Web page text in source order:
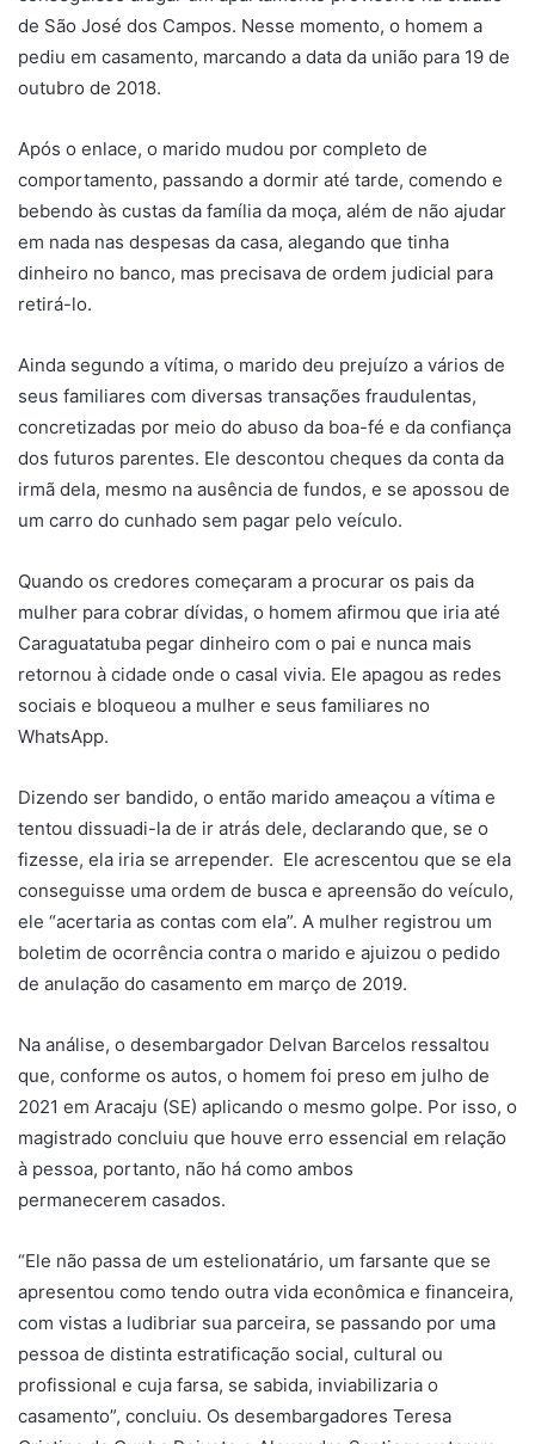
de São José dos Campos. Nesse momento, o homem a
pediu em casamento, marcando a data da união para 19 de
outubro de 2018.
Após o enlace, o marido mudou por completo de
comportamento, passando a dormir até tarde, comendo e
bebendo às custas da família da moça, além de não ajudar
em nada nas despesas da casa, alegando que tinha
dinheiro no banco, mas precisava de ordem judicial para
retirá-lo.
Ainda segundo a vítima, o marido deu prejuízo a vários de
seus familiares com diversas transações fraudulentas,
concretizadas por meio do abuso da boa-fé e da confiança
dos futuros parentes. Ele descontou cheques da conta da
irmã dela, mesmo na ausência de fundos, e se apossou de
um carro do cunhado sem pagar pelo veículo.
Quando os credores começaram a procurar os pais da
mulher para cobrar dívidas, o homem afirmou que iria até
Caraguatatuba pegar dinheiro com o pai e nunca mais
retornou à cidade onde o casal vivia. Ele apagou as redes
sociais e bloqueou a mulher e seus familiares no
WhatsApp.
Dizendo ser bandido, o então marido ameaçou a vítima e
tentou dissuadi-la de ir atrás dele, declarando que, se o
fizesse, ela iria se arrepender. Ele acrescentou que se ela
conseguisse uma ordem de busca e apreensão do veículo,
ele “acertaria as contas com ela”. A mulher registrou um
boletim de ocorrência contra o marido e ajuizou o pedido
de anulação do casamento em março de 2019.
Na análise, o desembargador Delvan Barcelos ressaltou
que, conforme os autos, o homem foi preso em julho de
2021 em Aracaju (SE) aplicando o mesmo golpe. Por isso, o
magistrado concluiu que houve erro essencial em relação
à pessoa, portanto, não há como ambos
permanecerem casados.
“Ele não passa de um estelionatário, um farsante que se
apresentou como tendo outra vida econômica e financeira,
com vistas a ludibriar sua parceira, se passando por uma
pessoa de distinta estratificação social, cultural ou
profissional e cuja farsa, se sabida, inviabilizaria o
casamento”, concluiu. Os desembargadores Teresa